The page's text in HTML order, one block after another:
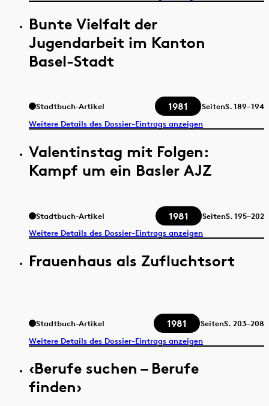
Bunte Vielfalt der
Jugendarbeit im Kanton
Basel-Stadt
Stadtbuch-Artikel 1981 SeitenS.189–194
Weitere Details des Dossier-Eintrags anzeigen
Valentinstag mit Folgen:
Kampf um ein Basler AJZ
Stadtbuch-Artikel 1981 SeitenS.195–202
Weitere Details des Dossier-Eintrags anzeigen
Frauenhaus als Zufluchtsort
Stadtbuch-Artikel 1981 SeitenS. 203–208
Weitere Details des Dossier-Eintrags anzeigen
‹Berufe suchen – Berufe
finden›